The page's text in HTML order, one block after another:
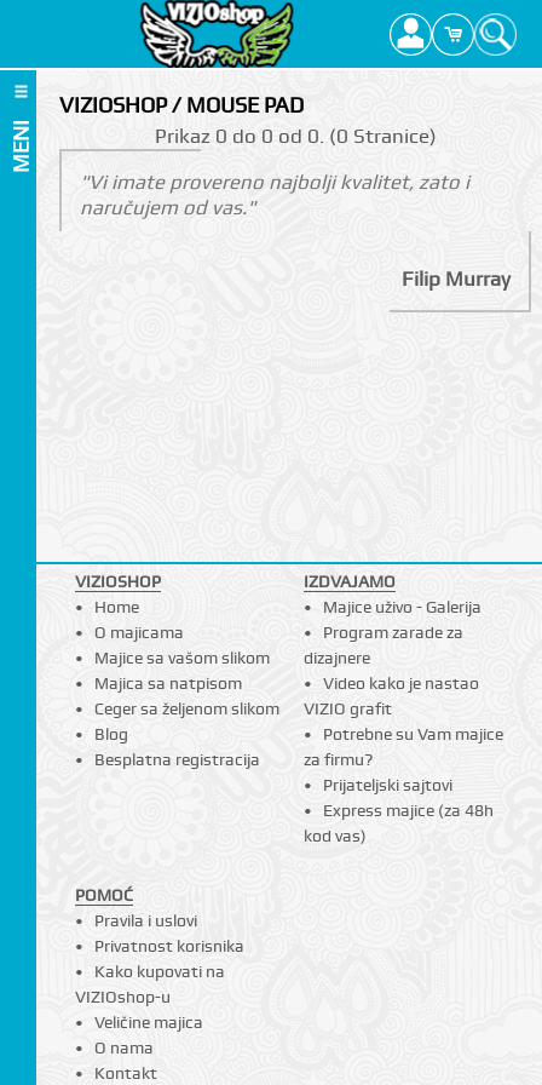
MENI
VIZIOSHOP / MOUSE PAD
Prikаz 0 do 0 оd 0. (0 Strаnicе)
"Vi imate provereno najbolji kvalitet, zato i
naručujem od vas."
Filip Murray
VIZIOSHOP
Home
O majicama
Majice sa vašom slikom
Majica sa natpisom
Ceger sa željenom slikom
Blog
Besplatna registracija
IZDVAJAMO
Majice uživo - Galerija
Program zarade za
dizajnere
Video kako je nastao
VIZIO grafit
Potrebne su Vam majice
za firmu?
Prijateljski sajtovi
Express majice (za 48h
kod vas)
POMOĆ
Pravila i uslovi
Privatnost korisnika
Kako kupovati na
VIZIOshop-u
Veličine majica
O nama
Kontakt